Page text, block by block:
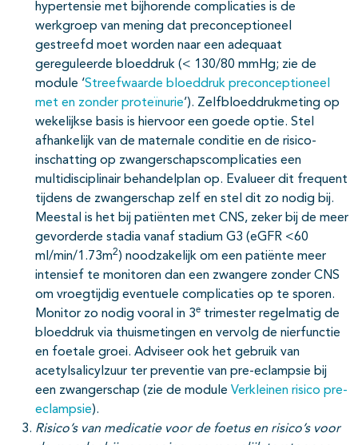
hypertensie met bijhorende complicaties is de
werkgroep van mening dat preconceptioneel
gestreefd moet worden naar een adequaat
gereguleerde bloeddruk (< 130/80 mmHg; zie de
module ‘Streefwaarde bloeddruk preconceptioneel
met en zonder proteïnurie’). Zelfbloeddrukmeting op
wekelijkse basis is hiervoor een goede optie. Stel
afhankelijk van de maternale conditie en de risico-
inschatting op zwangerschapscomplicaties een
multidisciplinair behandelplan op. Evalueer dit frequent
tijdens de zwangerschap zelf en stel dit zo nodig bij.
Meestal is het bij patiënten met CNS, zeker bij de meer
gevorderde stadia vanaf stadium G3 (eGFR <60
ml/min/1.73m2) noodzakelijk om een patiënte meer
intensief te monitoren dan een zwangere zonder CNS
om vroegtijdig eventuele complicaties op te sporen.
Monitor zo nodig vooral in 3e trimester regelmatig de
bloeddruk via thuismetingen en vervolg de nierfunctie
en foetale groei. Adviseer ook het gebruik van
acetylsalicylzuur ter preventie van pre-eclampsie bij
een zwangerschap (zie de module Verkleinen risico pre-
eclampsie).
Risico’s van medicatie voor de foetus en risico’s voor